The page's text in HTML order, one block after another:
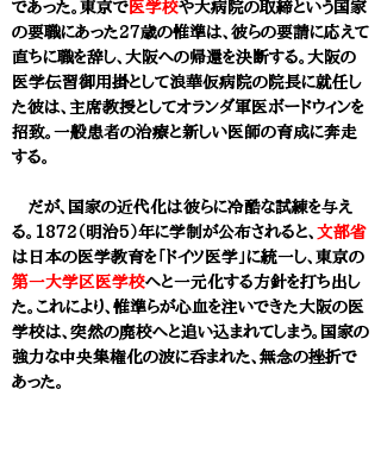
であった。東京で 医学校や大病院の取締という国家
の要職にあった27歳の惟準は、彼らの要請に応えて
直ちに職を辞し、大阪への帰還を決断する。大阪の
医学伝習御用掛として浪華仮病院の院長に就任し
た彼は、主席教授としてオランダ軍医ボードウィンを
招致。一般患者の治療と新しい医師の育成に奔走
する。
だが、国家の近代化は彼らに冷酷な試練を与え
る。1872（明治5）年に学制が公布されると、 文部省
は日本の医学教育を「ドイツ医学」に統一し、東京の
第一大学区医学校へと一元化する方針を打ち出し
た。これにより、惟準らが心血を注いできた大阪の医
学校は、突然の廃校へと追い込まれてしまう。国家の
強力な中央集権化の波に呑まれた、無念の挫折で
あった。